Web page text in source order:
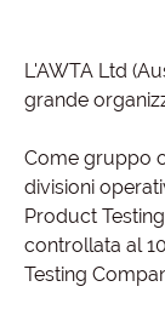
L'AWTA Ltd
grande
Come gruppo
divisioni
Product
controllata al
Testing